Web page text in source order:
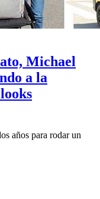
Michael
a la
años para rodar un